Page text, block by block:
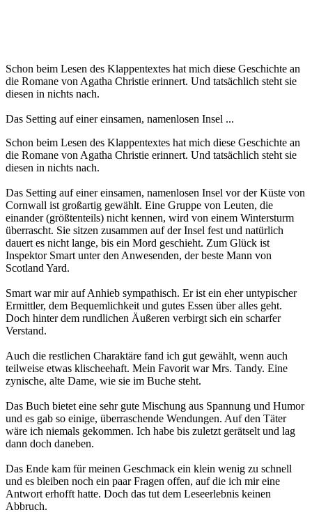
Schon beim Lesen des Klappentextes hat mich diese Geschichte an
die Romane von Agatha Christie erinnert. Und tatsächlich steht sie
diesen in nichts nach.
Das Setting auf einer einsamen, namenlosen Insel ...
Schon beim Lesen des Klappentextes hat mich diese Geschichte an
die Romane von Agatha Christie erinnert. Und tatsächlich steht sie
diesen in nichts nach.
Das Setting auf einer einsamen, namenlosen Insel vor der Küste von
Cornwall ist großartig gewählt. Eine Gruppe von Leuten, die
einander (größtenteils) nicht kennen, wird von einem Wintersturm
überrascht. Sie sitzen zusammen auf der Insel fest und natürlich
dauert es nicht lange, bis ein Mord geschieht. Zum Glück ist
Inspektor Smart unter den Anwesenden, der beste Mann von
Scotland Yard.
Smart war mir auf Anhieb sympathisch. Er ist ein eher untypischer
Ermittler, dem Bequemlichkeit und gutes Essen über alles geht.
Doch hinter dem rundlichen Äußeren verbirgt sich ein scharfer
Verstand.
Auch die restlichen Charaktäre fand ich gut gewählt, wenn auch
teilweise etwas klischeehaft. Mein Favorit war Mrs. Tandy. Eine
zynische, alte Dame, wie sie im Buche steht.
Das Buch bietet eine sehr gute Mischung aus Spannung und Humor
und es gab so einige, überraschende Wendungen. Auf den Täter
wäre ich niemals gekommen. Ich habe bis zuletzt gerätselt und lag
dann doch daneben.
Das Ende kam für meinen Geschmack ein klein wenig zu schnell
und es bleiben noch ein paar Fragen offen, auf die ich mir eine
Antwort erhofft hatte. Doch das tut dem Leseerlebnis keinen
Abbruch.